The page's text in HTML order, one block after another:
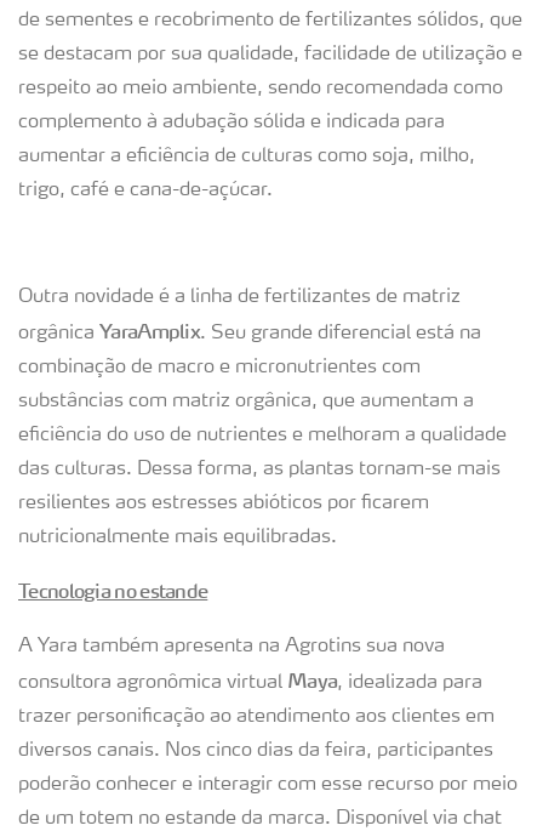
de sementes e recobrimento de fertilizantes sólidos, que
se destacam por sua qualidade, facilidade de utilização e
respeito ao meio ambiente, sendo recomendada como
complemento à adubação sólida e indicada para
aumentar a eficiência de culturas como soja, milho,
trigo, café e cana-de-açúcar.
Outra novidade é a linha de fertilizantes de matriz
orgânica YaraAmplix. Seu grande diferencial está na
combinação de macro e micronutrientes com
substâncias com matriz orgânica, que aumentam a
eficiência do uso de nutrientes e melhoram a qualidade
das culturas. Dessa forma, as plantas tornam-se mais
resilientes aos estresses abióticos por ficarem
nutricionalmente mais equilibradas.
Tecnologia no estande
A Yara também apresenta na Agrotins sua nova
consultora agronômica virtual Maya, idealizada para
trazer personificação ao atendimento aos clientes em
diversos canais. Nos cinco dias da feira, participantes
poderão conhecer e interagir com esse recurso por meio
de um totem no estande da marca. Disponível via chat